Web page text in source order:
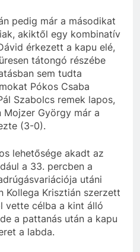
pedig már a másodikat
akiktől egy kombinatív
érkezett a kapu elé,
tátongó részébe
sem tudta
Pókos Csaba
Szabolcs remek lapos,
György már a
(3-0).
lehetősége akadt az
a 33. percben a
utáni
Kollega Krisztián szerzett
vette célba a kint álló
a pattanás után a kapu
a labda.